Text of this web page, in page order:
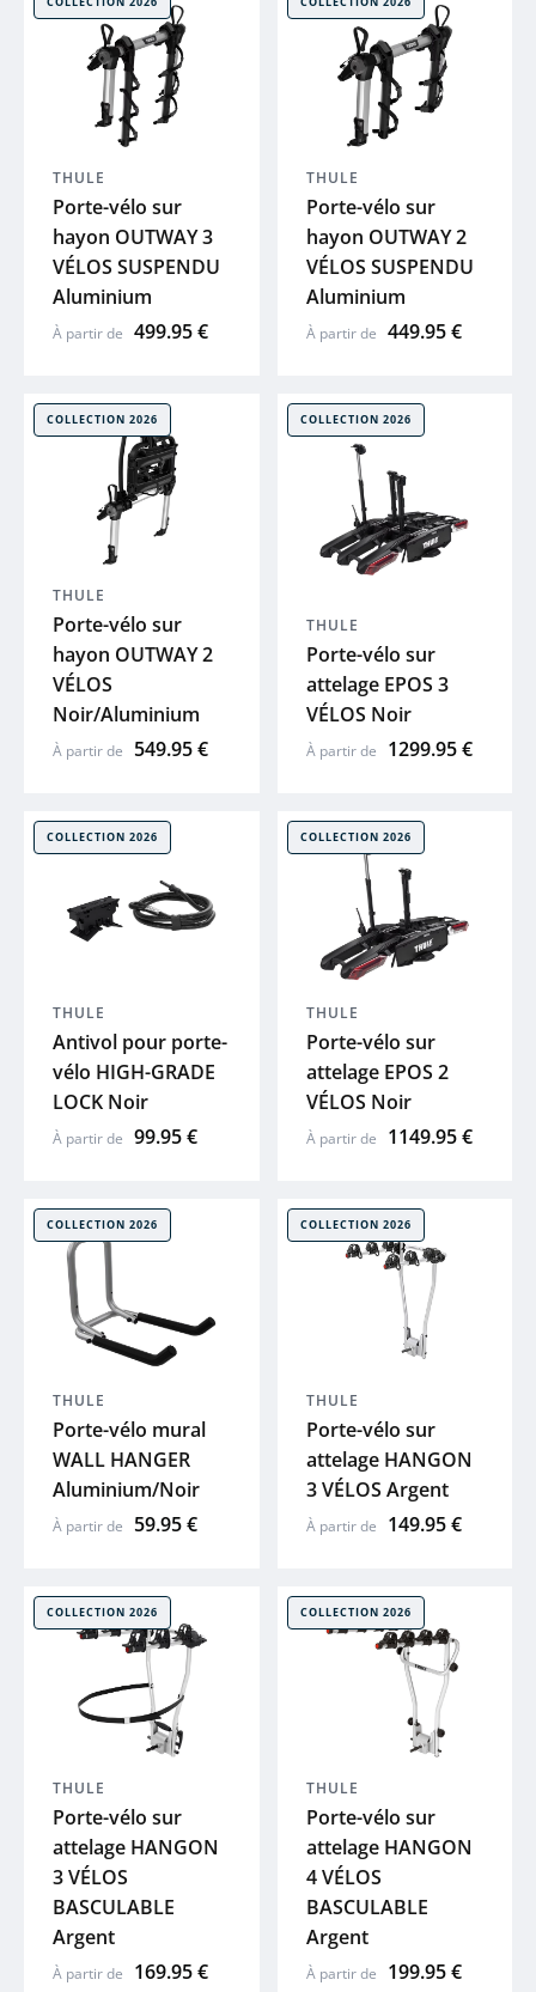
ENDURA
LOOK
LAPIERRE
MAVIC
THULE
ACID
ELITE
BRYTON
MUC-OFF
LAZER
Voir tout
THULE
Porte-vélo sur
hayon OUTWAY 3
VÉLOS SUSPENDU
Aluminium
À partir de 499.95 €
THULE
Porte-vélo sur
hayon OUTWAY 2
VÉLOS SUSPENDU
Aluminium
À partir de 449.95 €
COLLECTION 2026
THULE
Porte-vélo sur
hayon OUTWAY 2
VÉLOS
Noir/Aluminium
À partir de 549.95 €
COLLECTION 2026
THULE
Porte-vélo sur
attelage EPOS 3
VÉLOS Noir
À partir de 1299.95 €
COLLECTION 2026
THULE
Antivol pour porte-
vélo HIGH-GRADE
LOCK Noir
À partir de 99.95 €
COLLECTION 2026
THULE
Porte-vélo sur
attelage EPOS 2
VÉLOS Noir
À partir de 1149.95 €
COLLECTION 2026
THULE
Porte-vélo mural
WALL HANGER
Aluminium/Noir
À partir de 59.95 €
COLLECTION 2026
THULE
Porte-vélo sur
attelage HANGON
3 VÉLOS Argent
À partir de 149.95 €
COLLECTION 2026
THULE
Porte-vélo sur
attelage HANGON
3 VÉLOS
BASCULABLE
Argent
À partir de 169.95 €
COLLECTION 2026
THULE
Porte-vélo sur
attelage HANGON
4 VÉLOS
BASCULABLE
Argent
À partir de 199.95 €